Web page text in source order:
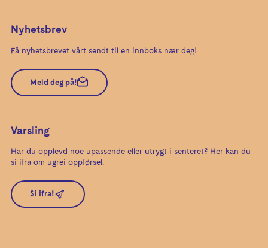
Nyhetsbrev
Få nyhetsbrevet vårt sendt til en innboks nær deg!
Meld deg på!
Varsling
Har du opplevd noe upassende eller utrygt i senteret? Her kan du
si ifra om ugrei oppførsel.
Si ifra!